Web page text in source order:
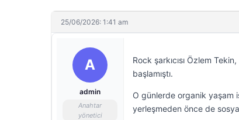
25/06/2026: 1:41 am
A
admin
Anahtar
yönetici
Rock şarkıcısı Özlem
başlamıştı.
O günlerde organik yaşam
yerleşmeden önce de